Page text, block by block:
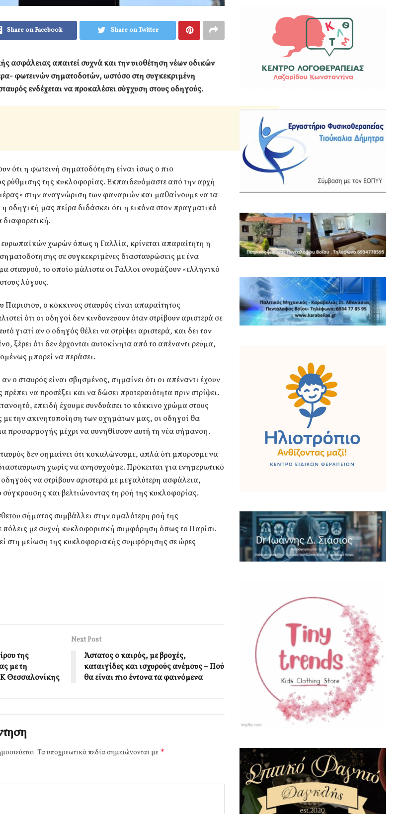
Share on Facebook Share on Twitter
ασφάλειας απαιτεί συχνά και την υιοθέτηση νέων οδικών
φωτεινών σηματοδοτών, ωστόσο στη συγκεκριμένη
ενδέχεται να προκαλέσει σύγχυση στους οδηγούς.
ότι η φωτεινή σηματοδότηση είναι ίσως ο πιο
ρύθμισης της κυκλοφορίας. Εκπαιδευόμαστε από την αρχή
στην αναγνώριση των φαναριών και μαθαίνουμε να τα
οδηγική μας πείρα διδάσκει ότι η εικόνα στον πραγματικό
διαφορετική.
χωρών όπως η Γαλλία, κρίνεται απαραίτητη η
σε συγκεκριμένες διασταυρώσεις με ένα
σταυρού, το οποίο μάλιστα οι Γάλλοι ονομάζουν «ελληνικό
λόγους.
Παρισιού, ο κόκκινος σταυρός είναι απαραίτητος
ότι οι οδηγοί δεν κινδυνεύουν όταν στρίβουν αριστερά σε
γιατί αν ο οδηγός θέλει να στρίψει αριστερά, και δει τον
ξέρει ότι δεν έρχονται αυτοκίνητα από το απέναντι ρεύμα,
μπορεί να περάσει.
ο σταυρός είναι σβησμένος, σημαίνει ότι οι απέναντι έχουν
να προσέξει και να δώσει προτεραιότητα πριν στρίψει.
επειδή έχουμε συνδυάσει το κόκκινο χρώμα στους
με την ακινητοποίηση των οχημάτων μας, οι οδηγοί θα
προσαρμογής μέχρι να συνηθίσουν αυτή τη νέα σήμανση.
δεν σημαίνει ότι κοκαλώνουμε, απλά ότι μπορούμε να
χωρίς να ανησυχούμε. Πρόκειται για ενημερωτικό
να στρίβουν αριστερά με μεγαλύτερη ασφάλεια,
σύγκρουσης και βελτιώνοντας τη ροή της κυκλοφορίας.
σήματος συμβάλλει στην ομαλότερη ροή της
πόλεις με συχνή κυκλοφοριακή συμφόρηση όπως το Παρίσι.
στη μείωση της κυκλοφοριακής συμφόρησης σε ώρες
της
με τη
Θεσσαλονίκης
Next Post
Άστατος ο καιρός, με βροχές,
καταιγίδες και ισχυρούς ανέμους – Πού
θα είναι πιο έντονα τα φαινόμενα
Τα υποχρεωτικά πεδία σημειώνονται με *